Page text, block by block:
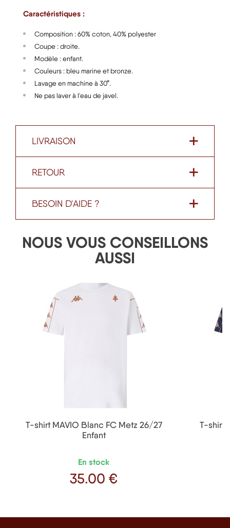
Caractéristiques :
Composition : 60% coton, 40% polyester
Coupe : droite.
Modèle : enfant.
Couleurs : bleu marine et bronze.
Lavage en machine à 30°.
Ne pas laver à l'eau de javel.
LIVRAISON
RETOUR
BESOIN D'AIDE ?
NOUS VOUS CONSEILLONS
AUSSI
T-shirt MAVIO Blanc FC Metz 26/27
Enfant
En stock
Prix
35.00 €
T-shirt